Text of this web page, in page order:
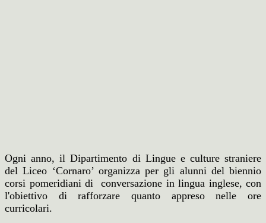
Ogni anno, il Dipartimento di Lingue e culture straniere
del Liceo ‘Cornaro’ organizza per gli alunni del biennio
corsi pomeridiani di conversazione in lingua inglese, con
l'obiettivo di rafforzare quanto appreso nelle ore
curricolari.